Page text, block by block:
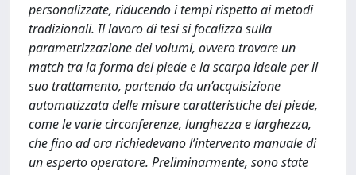
personalizzate, riducendo i tempi rispetto ai metodi
tradizionali. Il lavoro di tesi si focalizza sulla
parametrizzazione dei volumi, ovvero trovare un
match tra la forma del piede e la scarpa ideale per il
suo trattamento, partendo da un’acquisizione
automatizzata delle misure caratteristiche del piede,
come le varie circonferenze, lunghezza e larghezza,
che fino ad ora richiedevano l’intervento manuale di
un esperto operatore. Preliminarmente, sono state